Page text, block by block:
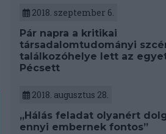
2018. szeptember 6.
Pár napra a kritikai
társadalomtudományi
találkozóhelye lett az
Pécsett
2018. augusztus 28.
„Hálás feladat olyanért
ennyi embernek fontos”